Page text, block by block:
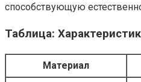
способствующую
Таблица:
Материал